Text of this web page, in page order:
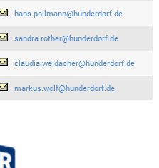
hans.pollmann@hunderdorf.de
sandra.rother@hunderdorf.de
claudia.weidacher@hunderdorf.de
markus.wolf@hunderdorf.de